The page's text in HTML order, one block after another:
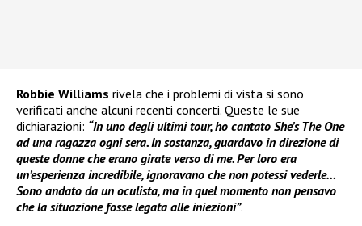
Robbie Williams rivela che i problemi di vista si sono
verificati anche alcuni recenti concerti. Queste le sue
dichiarazioni: “In uno degli ultimi tour, ho cantato She’s The One
ad una ragazza ogni sera. In sostanza, guardavo in direzione di
queste donne che erano girate verso di me. Per loro era
un’esperienza incredibile, ignoravano che non potessi vederle…
Sono andato da un oculista, ma in quel momento non pensavo
che la situazione fosse legata alle iniezioni”.